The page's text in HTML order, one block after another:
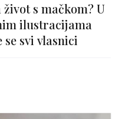
s mačkom? U
ilustracijama
svi vlasnici